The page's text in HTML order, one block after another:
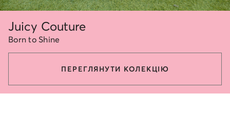
Juicy Couture
Born to Shine
ПЕРЕГЛЯНУТИ КОЛЕКЦІЮ